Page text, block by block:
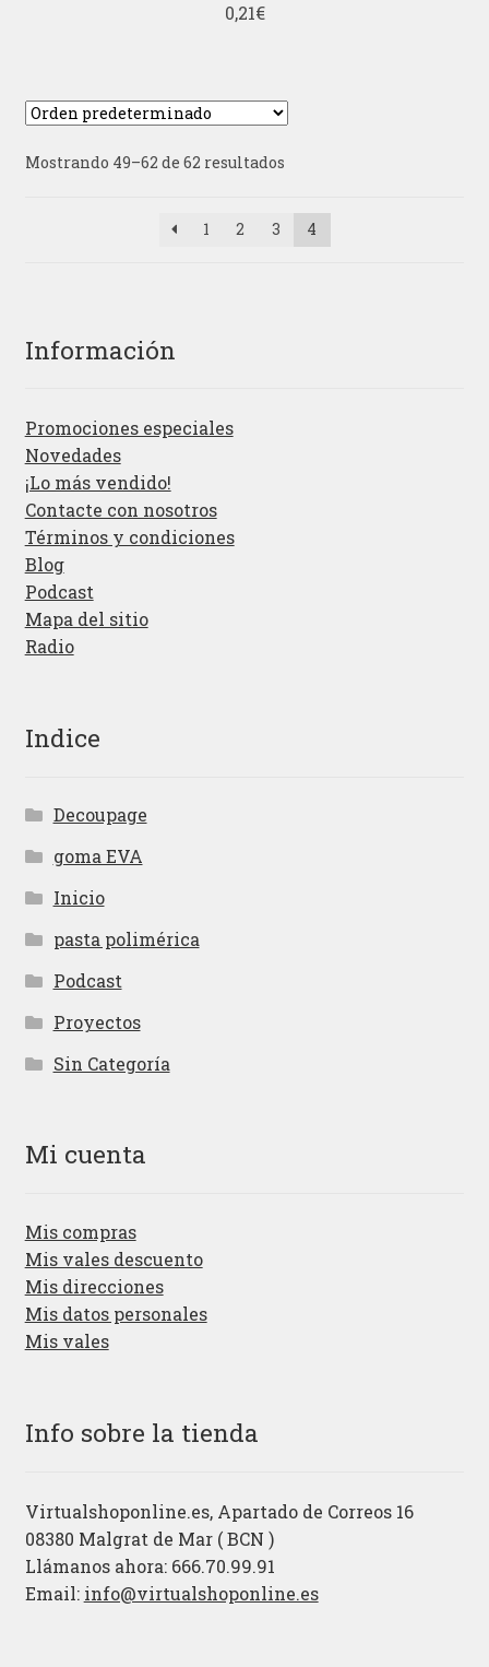
0,21€
Mostrando 49–62 de 62 resultados
1 2 3 4
Información
Promociones especiales
Novedades
¡Lo más vendido!
Contacte con nosotros
Términos y condiciones
Blog
Podcast
Mapa del sitio
Radio
Indice
Decoupage
goma EVA
Inicio
pasta polimérica
Podcast
Proyectos
Sin Categoría
Mi cuenta
Mis compras
Mis vales descuento
Mis direcciones
Mis datos personales
Mis vales
Info sobre la tienda
Virtualshoponline.es, Apartado de Correos 16
08380 Malgrat de Mar ( BCN )
Llámanos ahora: 666.70.99.91
Email: info@virtualshoponline.es